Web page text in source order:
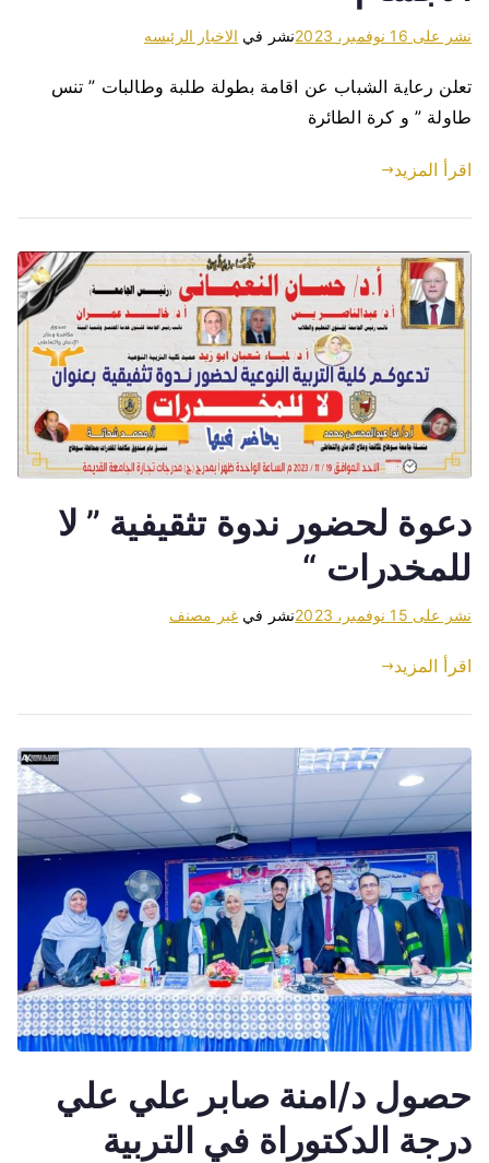
نشر على 16 نوفمبر، 2023 نشر في الاخبار الرئيسه
تعلن رعاية الشباب عن اقامة بطولة طلبة وطالبات ” تنس
طاولة ” و كرة الطائرة
اقرأ المزيد
دعوة لحضور ندوة تثقيفية ” لا
للمخدرات “
نشر على 15 نوفمبر، 2023 نشر في غير مصنف
اقرأ المزيد
حصول د/امنة صابر علي علي
درجة الدكتوراة في التربية